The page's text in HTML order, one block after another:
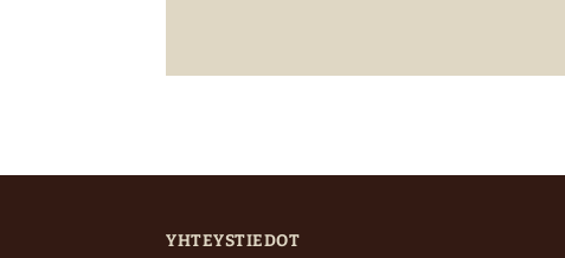
YHTEYSTIEDOT